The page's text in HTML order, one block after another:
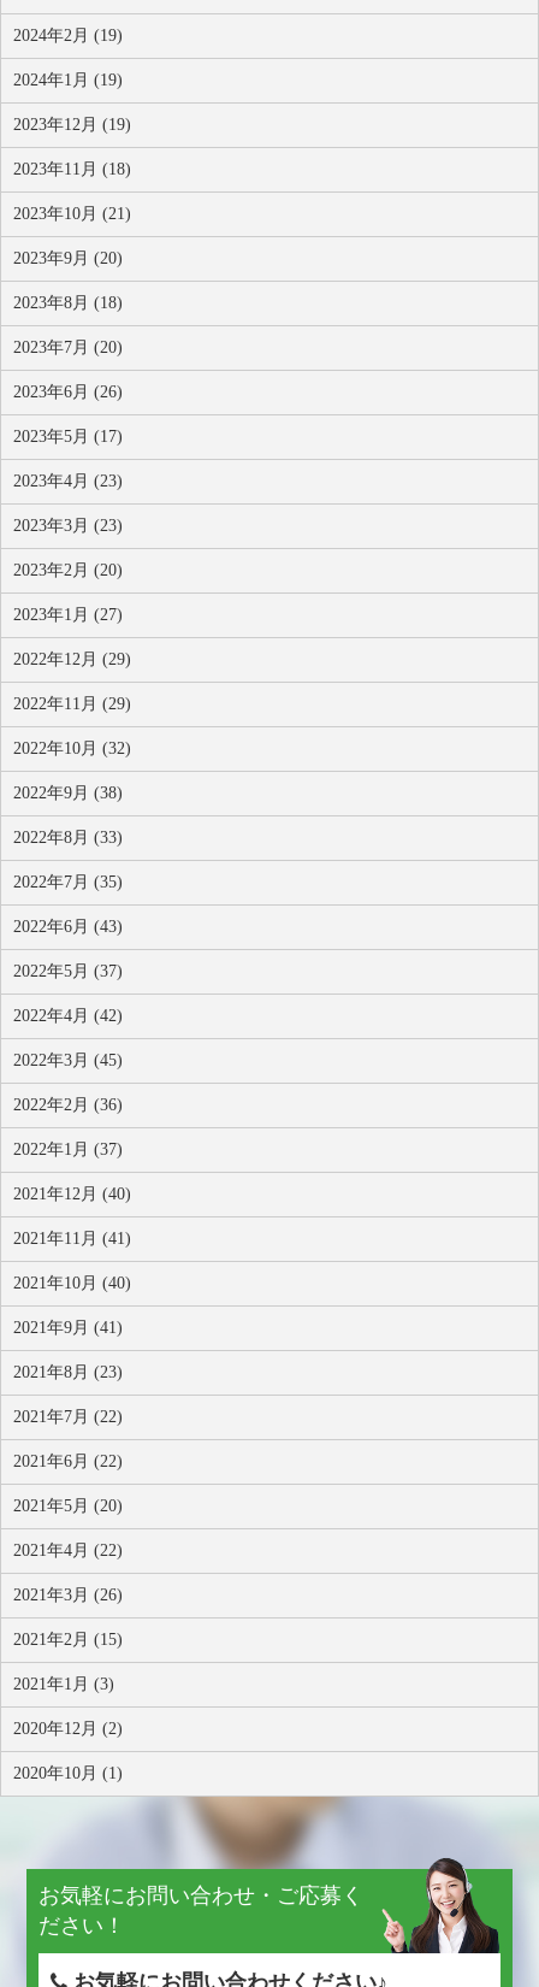
2024年2月 (19)
2024年1月 (19)
2023年12月 (19)
2023年11月 (18)
2023年10月 (21)
2023年9月 (20)
2023年8月 (18)
2023年7月 (20)
2023年6月 (26)
2023年5月 (17)
2023年4月 (23)
2023年3月 (23)
2023年2月 (20)
2023年1月 (27)
2022年12月 (29)
2022年11月 (29)
2022年10月 (32)
2022年9月 (38)
2022年8月 (33)
2022年7月 (35)
2022年6月 (43)
2022年5月 (37)
2022年4月 (42)
2022年3月 (45)
2022年2月 (36)
2022年1月 (37)
2021年12月 (40)
2021年11月 (41)
2021年10月 (40)
2021年9月 (41)
2021年8月 (23)
2021年7月 (22)
2021年6月 (22)
2021年5月 (20)
2021年4月 (22)
2021年3月 (26)
2021年2月 (15)
2021年1月 (3)
2020年12月 (2)
2020年10月 (1)
お気軽にお問い合わせ・ご応募く
ださい！